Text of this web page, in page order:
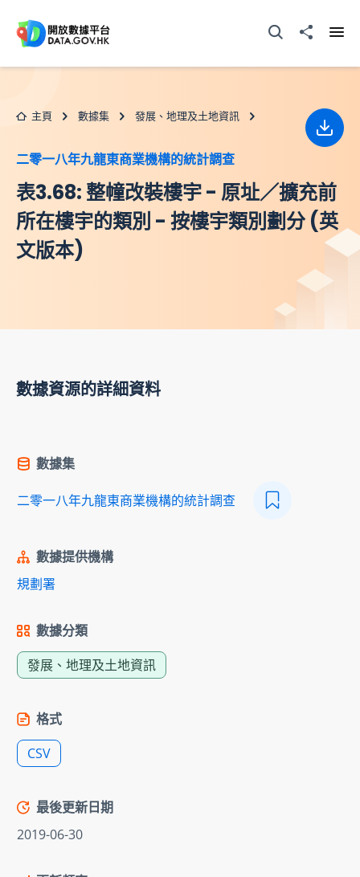
打開搜尋器分享至
主頁 數據集 發展、地理及土地資訊
二零一八年九龍東商業機構的統計調查
表3.68: 整幢改裝樓宇 - 原址／擴充前
所在樓宇的類別 - 按樓宇類別劃分 (英
文版本)
下載
數據資源的詳細資料
數據集
二零一八年九龍東商業機構的統計調查
數據提供機構
規劃署
數據分類
發展、地理及土地資訊
格式
CSV
最後更新日期
2019-06-30